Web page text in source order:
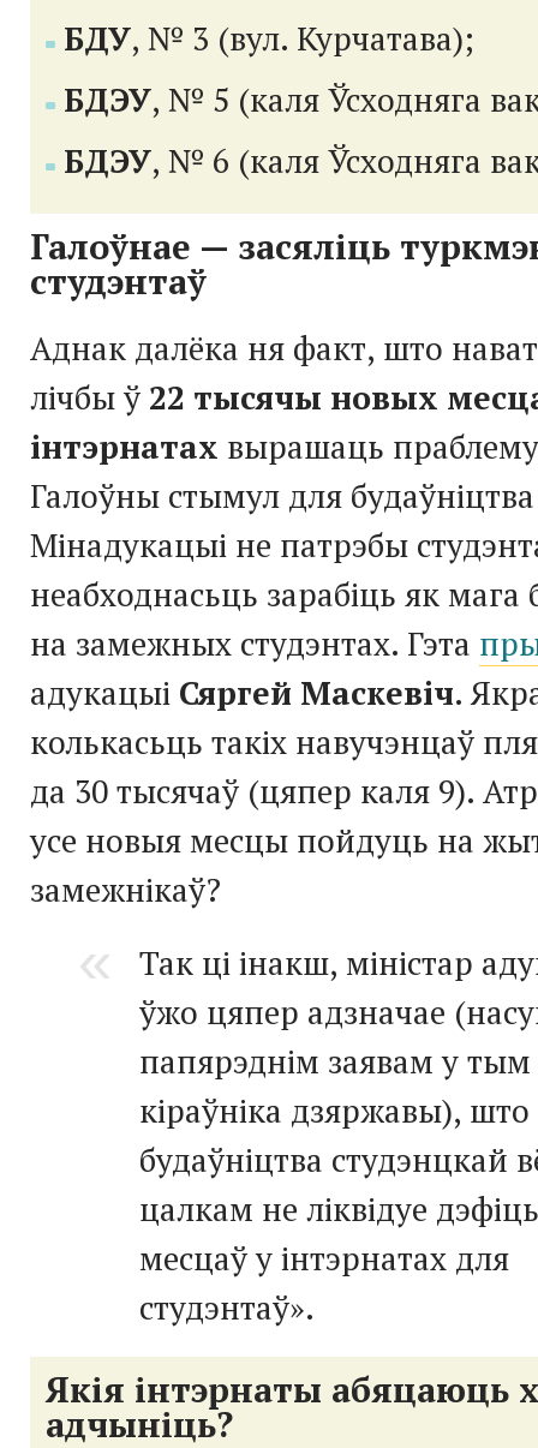
БДУ, № 3 (вул. Курчатава);
БДЭУ, № 5 (каля Ўсходняга
БДЭУ, № 6 (каля Ўсходняга
Галоўнае — засяліць
студэнтаў
Аднак далёка ня факт, што
лічбы ў 22 тысячы новых
інтэрнатах вырашаць
Галоўны стымул для
Мінадукацыі не патрэбы
неабходнасьць зарабіць як
на замежных студэнтах. Гэта
адукацыі Сяргей Маскевіч.
колькасьць такіх навучэнцаў
да 30 тысячаў (цяпер каля 9).
усе новыя месцы пойдуць на
замежнікаў?
Так ці інакш, міністар
ўжо цяпер адзначае
папярэднім заявам у тым
кіраўніка дзяржавы), што
будаўніцтва студэнцкай
цалкам не ліквідуе
месцаў у інтэрнатах для
студэнтаў».
Якія інтэрнаты абяцаюць
адчыніць?